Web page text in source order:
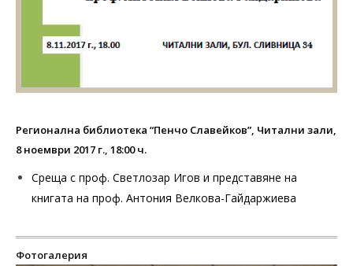
Регионална библиотека “Пенчо Славейков”, Читални зали,
8 ноември 2017 г., 18:00 ч.
Среща с проф. Светлозар Игов и представяне на
книгата на проф. Антония Велкова-Гайдаржиева
Фотогалерия